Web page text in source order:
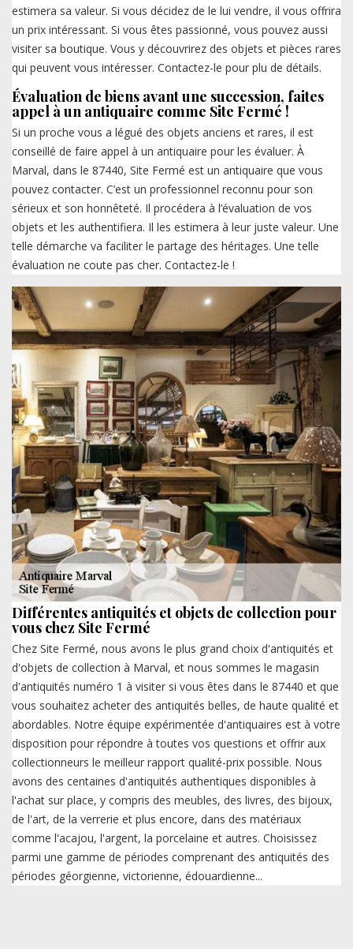
estimera sa valeur. Si vous décidez de le lui vendre, il vous offrira
un prix intéressant. Si vous êtes passionné, vous pouvez aussi
visiter sa boutique. Vous y découvrirez des objets et pièces rares
qui peuvent vous intéresser. Contactez-le pour plu de détails.
Évaluation de biens avant une succession, faites
appel à un antiquaire comme Site Fermé !
Si un proche vous a légué des objets anciens et rares, il est
conseillé de faire appel à un antiquaire pour les évaluer. À
Marval, dans le 87440, Site Fermé est un antiquaire que vous
pouvez contacter. C’est un professionnel reconnu pour son
sérieux et son honnêteté. Il procédera à l’évaluation de vos
objets et les authentifiera. Il les estimera à leur juste valeur. Une
telle démarche va faciliter le partage des héritages. Une telle
évaluation ne coute pas cher. Contactez-le !
Différentes antiquités et objets de collection pour
vous chez Site Fermé
Chez Site Fermé, nous avons le plus grand choix d'antiquités et
d'objets de collection à Marval, et nous sommes le magasin
d'antiquités numéro 1 à visiter si vous êtes dans le 87440 et que
vous souhaitez acheter des antiquités belles, de haute qualité et
abordables. Notre équipe expérimentée d'antiquaires est à votre
disposition pour répondre à toutes vos questions et offrir aux
collectionneurs le meilleur rapport qualité-prix possible. Nous
avons des centaines d'antiquités authentiques disponibles à
l'achat sur place, y compris des meubles, des livres, des bijoux,
de l'art, de la verrerie et plus encore, dans des matériaux
comme l'acajou, l'argent, la porcelaine et autres. Choisissez
parmi une gamme de périodes comprenant des antiquités des
périodes géorgienne, victorienne, édouardienne...